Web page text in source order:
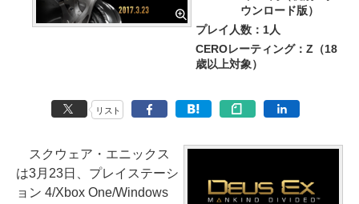
ウンロード版）
プレイ人数：1人
CEROレーティング：Z（18
歳以上対象）
リスト
スクウェア・エニックス
は3月23日、プレイステーシ
ョン 4/Xbox One/Windows